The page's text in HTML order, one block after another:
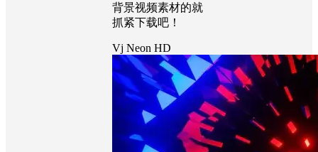
背景视频素材的就
抓紧下载吧！
Vj Neon HD